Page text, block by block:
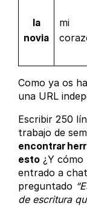
la
novia
mi
Como ya os
una URL
Escribir 250
trabajo de
encontrar
esto ¿Y
entrado a
preguntado
de escritura